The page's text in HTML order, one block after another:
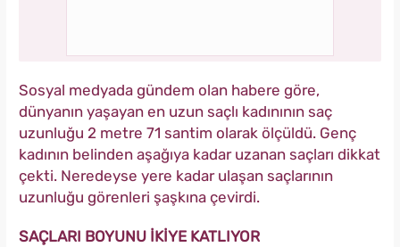
Sosyal medyada gündem olan habere göre,
dünyanın yaşayan en uzun saçlı kadınının saç
uzunluğu 2 metre 71 santim olarak ölçüldü. Genç
kadının belinden aşağıya kadar uzanan saçları dikkat
çekti. Neredeyse yere kadar ulaşan saçlarının
uzunluğu görenleri şaşkına çevirdi.
SAÇLARI BOYUNU İKİYE KATLIYOR